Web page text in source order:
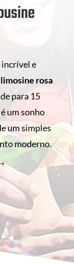
incrível e
limosine rosa
para 15
um sonho
um simples
moderno.